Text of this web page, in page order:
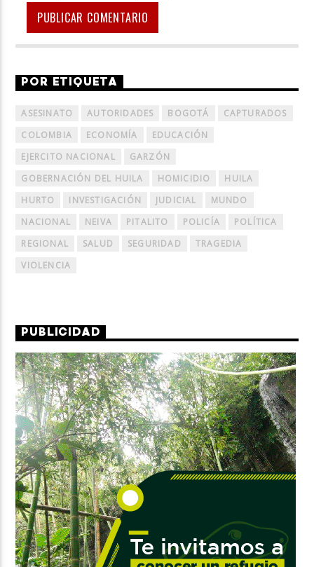
POR ETIQUETA
ASESINATO AUTORIDADES BOGOTÁ
CAPTURADOS
COLOMBIA
ECONOMÍA
EDUCACIÓN
EJERCITO NACIONAL
GARZÓN
GOBERNACIÓN DEL HUILA
HOMICIDIO
HUILA
HURTO
INVESTIGACIÓN JUDICIAL
MUNDO
NACIONAL
NEIVA PITALITO POLICÍA
POLÍTICA
REGIONAL
SALUD SEGURIDAD
TRAGEDIA
VIOLENCIA
PUBLICIDAD